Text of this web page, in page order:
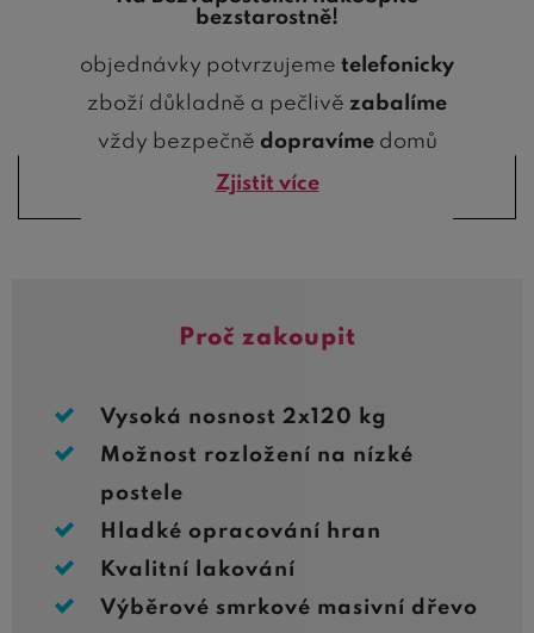
bezstarostně!
objednávky potvrzujeme telefonicky
zboží důkladně a pečlivě zabalíme
vždy bezpečně dopravímedomů
Zjistit více
Proč zakoupit
Vysoká nosnost 2x120 kg
Možnost rozložení na nízké
postele
Hladké opracování hran
Kvalitní lakování
Výběrové smrkové masivní dřevo